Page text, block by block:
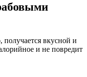
получается вкусной и
и не повредит